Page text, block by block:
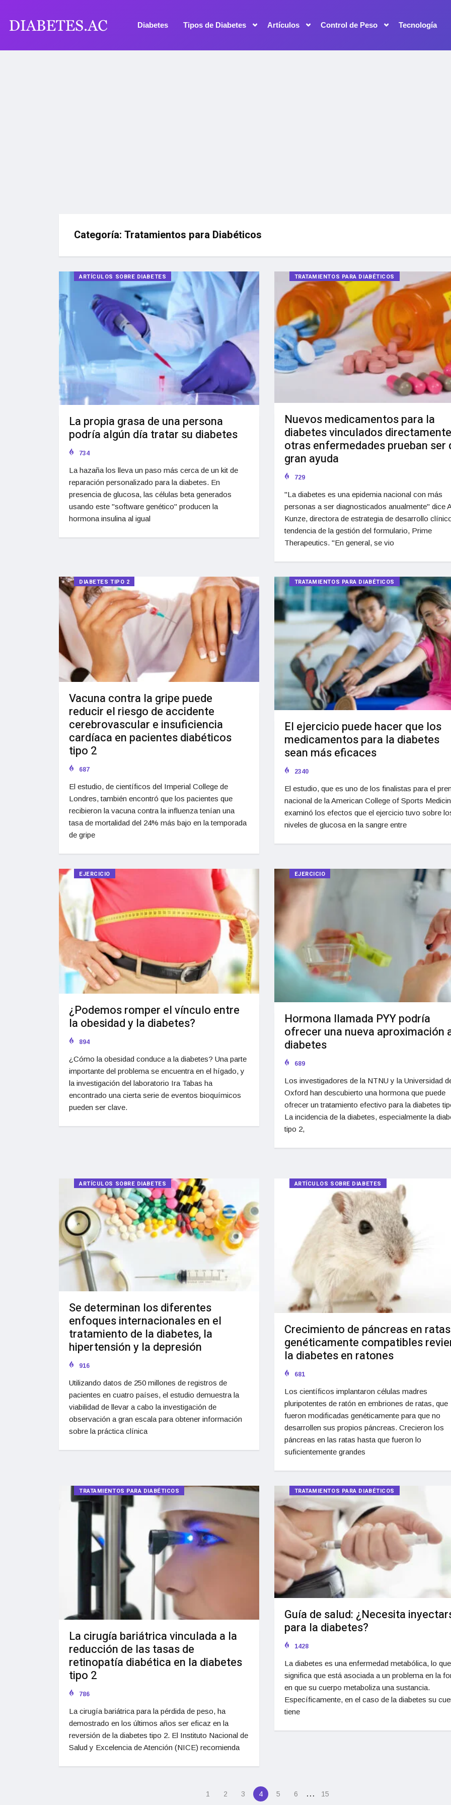
Diabetes Tipos de Diabetes Artículos Control de Peso Tecnología
Categoría: Tratamientos para Diabéticos
ARTÍCULOS SOBRE DIABETES
La propia grasa de una persona
podría algún día tratar su diabetes
734
La hazaña los lleva un paso más cerca de un kit de
reparación personalizado para la diabetes. En
presencia de glucosa, las células beta generados
usando este "software genético" producen la
hormona insulina al igual
TRATAMIENTOS PARA DIABÉTICOS
Nuevos medicamentos para la
diabetes vinculados
otras enfermedades prueban ser
gran ayuda
729
"La diabetes es una epidemia nacional con más
personas a ser diagnosticados anualmente" dice
Kunze, directora de estrategia de desarrollo
tendencia de la gestión del formulario, Prime
Therapeutics. "En general, se vio
DIABETES TIPO 2
Vacuna contra la gripe puede
reducir el riesgo de accidente
cerebrovascular e insuficiencia
cardíaca en pacientes diabéticos
tipo 2
687
El estudio, de científicos del Imperial College de
Londres, también encontró que los pacientes que
recibieron la vacuna contra la influenza tenían una
tasa de mortalidad del 24% más bajo en la temporada
de gripe
TRATAMIENTOS PARA DIABÉTICOS
El ejercicio puede hacer que los
medicamentos para la diabetes
sean más eficaces
2340
El estudio, que es uno de los finalistas para el
nacional de la American College of Sports
examinó los efectos que el ejercicio tuvo sobre
niveles de glucosa en la sangre entre
EJERCICIO
¿Podemos romper el vínculo entre
la obesidad y la diabetes?
894
¿Cómo la obesidad conduce a la diabetes? Una parte
importante del problema se encuentra en el hígado, y
la investigación del laboratorio Ira Tabas ha
encontrado una cierta serie de eventos bioquímicos
pueden ser clave.
EJERCICIO
Hormona llamada PYY podría
ofrecer una nueva aproximación
diabetes
689
Los investigadores de la NTNU y la Universidad
Oxford han descubierto una hormona que puede
ofrecer un tratamiento efectivo para la diabetes
La incidencia de la diabetes, especialmente la
tipo 2,
ARTÍCULOS SOBRE DIABETES
Se determinan los diferentes
enfoques internacionales en el
tratamiento de la diabetes, la
hipertensión y la depresión
916
Utilizando datos de 250 millones de registros de
pacientes en cuatro países, el estudio demuestra la
viabilidad de llevar a cabo la investigación de
observación a gran escala para obtener información
sobre la práctica clínica
ARTÍCULOS SOBRE DIABETES
Crecimiento de páncreas en ratas
genéticamente compatibles
la diabetes en ratones
681
Los científicos implantaron células madres
pluripotentes de ratón en embriones de ratas, que
fueron modificadas genéticamente para que no
desarrollen sus propios páncreas. Crecieron los
páncreas en las ratas hasta que fueron lo
suficientemente grandes
TRATAMIENTOS PARA DIABÉTICOS
La cirugía bariátrica vinculada a la
reducción de las tasas de
retinopatía diabética en la diabetes
tipo 2
786
La cirugía bariátrica para la pérdida de peso, ha
demostrado en los últimos años ser eficaz en la
reversión de la diabetes tipo 2. El Instituto Nacional de
Salud y Excelencia de Atención (NICE) recomienda
TRATAMIENTOS PARA DIABÉTICOS
Guía de salud: ¿Necesita
para la diabetes?
1428
La diabetes es una enfermedad metabólica, lo que
significa que está asociada a un problema en la
en que su cuerpo metaboliza una sustancia.
Específicamente, en el caso de la diabetes su
tiene
1 2 3 4 5 6 … 15